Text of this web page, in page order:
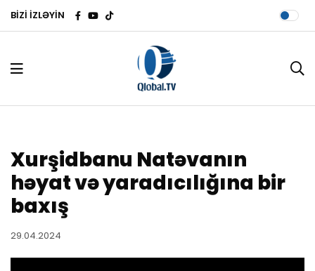
BİZİ İZLƏYİN
Xurşidbanu Natəvanın
həyat və yaradıcılığına bir
baxış
29.04.2024